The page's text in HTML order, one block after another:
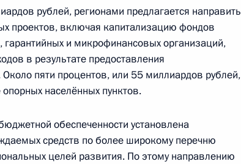
МВД 8
рублей, регионами предлагается направить
проектов, включая капитализацию фондов
и микрофинансовых организаций,
в результате предоставления
пяти процентов, или 55 миллиардов рублей,
населённых пунктов.
обеспеченности установлена
средств по более широкому перечню
целей развития. По этому направлению